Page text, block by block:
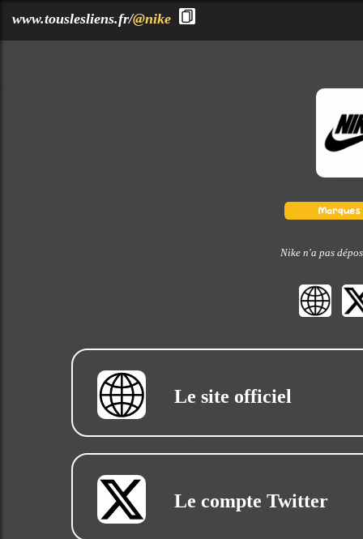
www.touslesliens.fr/@nike
Nike n'a pas
Le site officiel
Le compte Twitter